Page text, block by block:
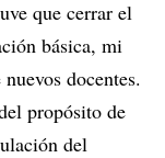
que cerrar el
básica, mi
docentes.
propósito de
del